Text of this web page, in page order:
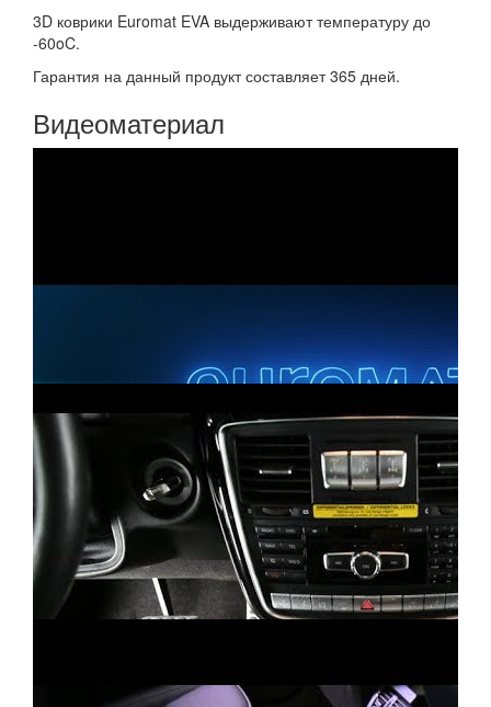
3D коврики Euromat EVA выдерживают температуру до
-60oC.
Гарантия на данный продукт составляет 365 дней.
Видеоматериал